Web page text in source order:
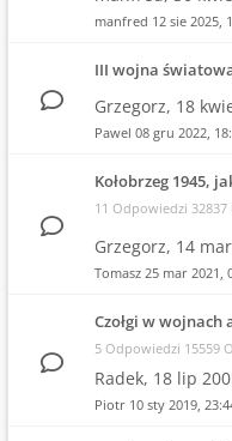
manfred 12 sie 2025,
III wojna
Grzegorz, 18
Pawel 08 gru 2022,
Kołobrzeg 1945,
11 Odpowiedzi 32837
Grzegorz, 14
Tomasz 25 mar 2021,
Czołgi w
5 Odpowiedzi 15559
Radek, 18 lip
Piotr 10 sty 2019,